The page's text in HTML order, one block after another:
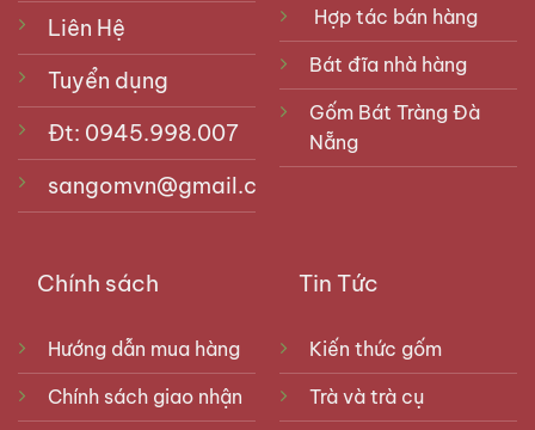
Liên Hệ
Tuyển dụng
Đt: 0945.998.007
sangomvn@gmail.com
Hợp tác bán hàng
Bát đĩa nhà hàng
Gốm Bát Tràng Đà
Nẵng
Chính sách
Hướng dẫn mua hàng
Chính sách giao nhận
Tin Tức
Kiến thức gốm
Trà và trà cụ